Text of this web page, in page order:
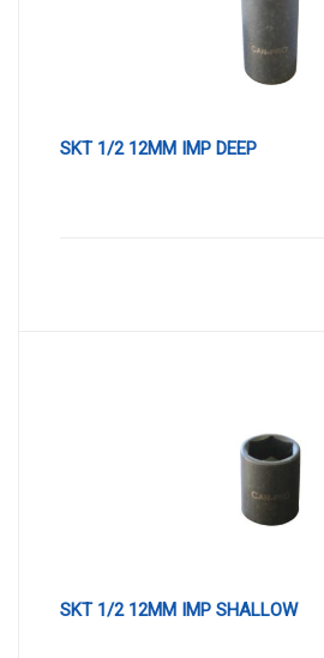
SKT 1/2 12MM IMP DEEP
SKT 1/2 12MM IMP SHALLOW